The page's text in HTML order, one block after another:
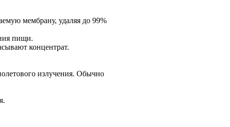
мембрану, удаляя до 99%
пищи.
концентрат.
излучения. Обычно